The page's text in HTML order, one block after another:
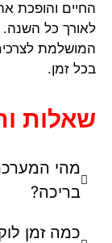
החיים והופכת
לאורך כל
המושלמת
בכל זמן.
שאלות
מהי
בריכה?
כמה זמן